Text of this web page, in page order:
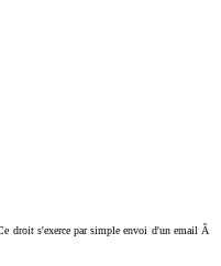
droit s'exerce par simple envoi d'un email Ã